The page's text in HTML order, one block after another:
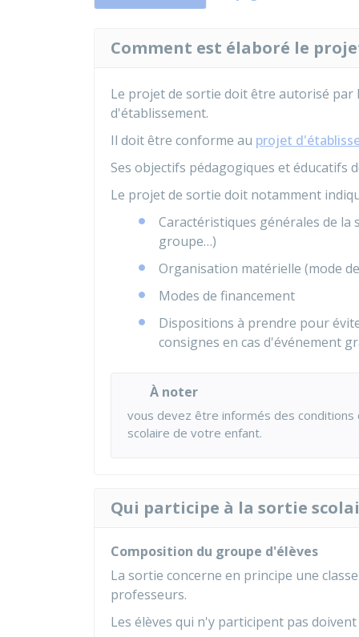
Comment est élaboré le
Le projet de sortie doit être autorisé par
d'établissement.
Il doit être conforme au projet
Ses objectifs pédagogiques et éducatifs
Le projet de sortie doit notamment
Caractéristiques générales de
groupe…)
Organisation matérielle (mode
Modes de financement
Dispositions à prendre pour
consignes en cas d'événement
À noter
vous devez être informés des
scolaire de votre enfant.
Qui participe à la sortie
Composition du groupe d'élèves
La sortie concerne en principe une
professeurs.
Les élèves qui n'y participent pas